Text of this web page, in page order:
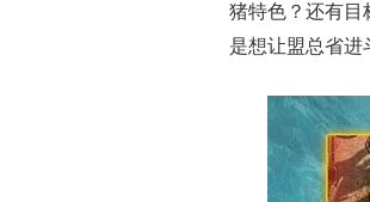
猪特色？还有目
是想让盟总省进